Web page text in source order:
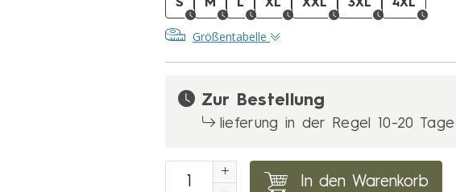
S M L XL XXL 3XL 4XL
Größentabelle
Zur Bestellung
lieferung in der Regel 10-20 Tage
In den Warenkorb